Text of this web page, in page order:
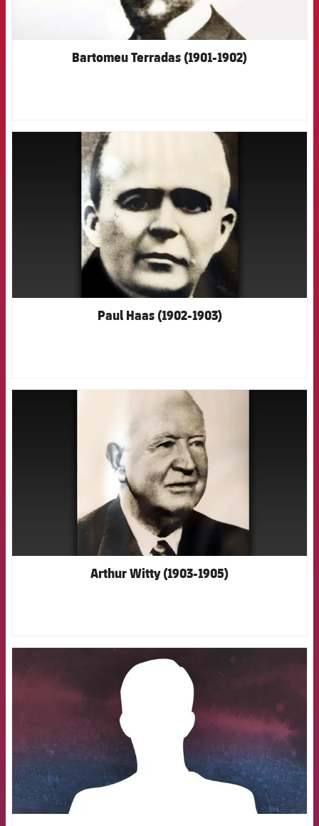
Bartomeu Terradas (1901-1902)
FCB Barcelona badge
Paul Haas (1902-1903)
FCB Barcelona badge
Arthur Witty (1903-1905)
FCB Barcelona badge